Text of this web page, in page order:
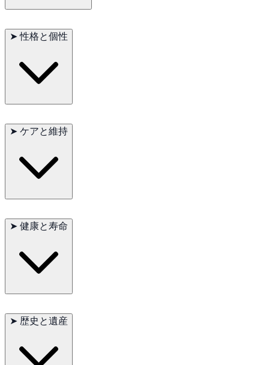
種です。特に狩猟活動に関連する運動が必要で、長距離のハイ
は強い狩猟本能と耐久性を持っており、アウトドア活動を日常
的に行うことで健康を保ちます。
➤ 性格と個性
を持っています。さまざまな環境に適応し、飼い主との交流を
が、強い狩猟本能があるため、小さな動物に対して強い関心を
示すことがあります。
➤ ケアと維持
す。カールした毛は毛玉になりやすいため、毎週のグルーミン
犬種であるため、定期的な運動と精神的刺激が必要です。
➤ 健康と寿命
犬種ですが、関節の問題や目の病気などの遺伝的な健康問題が
命を延ばす助けになります。
➤ 歴史と遺産